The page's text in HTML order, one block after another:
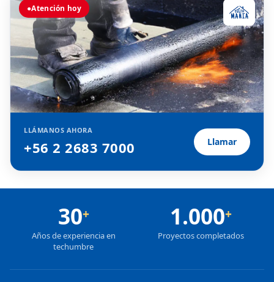
●Atención hoy
LLÁMANOS AHORA
+56 2 2683 7000 Llamar
30+
Años de experiencia en
techumbre
1.000+
Proyectos completados